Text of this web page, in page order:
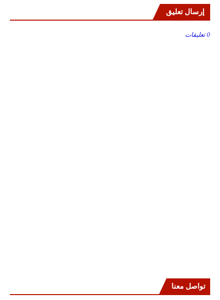
إرسال تعليق
0 تعليقات
تواصل معنا